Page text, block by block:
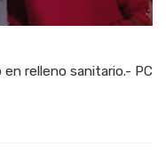
relleno sanitario.- PC